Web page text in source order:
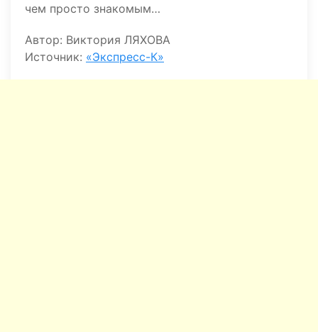
чем просто знакомым…
Автор: Виктория ЛЯХОВА
Источник: «Экспресс-К»